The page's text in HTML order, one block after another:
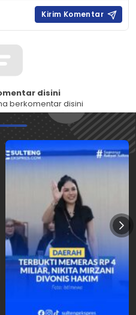
disini
berkomentar disini